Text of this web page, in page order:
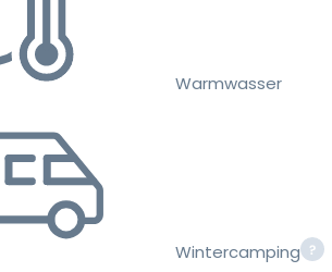
Warmwasser
Wintercamping